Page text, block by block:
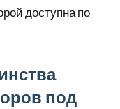
доступна по
под